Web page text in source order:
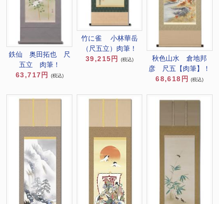
鉄仙 奥田拓也 尺
五立 肉筆！
63,717円
(税込)
竹に雀 小林華岳
（尺五立）肉筆！
39,215円
(税込)
秋色山水 倉地邦
彦 尺五【肉筆】！
68,618円
(税込)